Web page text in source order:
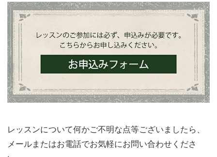
レッスンについて何かご不明な点等ございましたら、
メールまたはお電話でお気軽にお問い合わせくださ